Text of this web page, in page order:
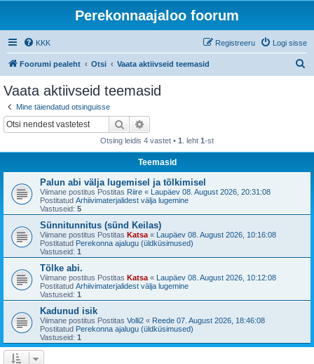
Perekonnaajaloo foorum
KKK Logi sisse
Registreeru
Foorumi pealeht Otsi Vaata aktiivseid teemasid
Vaata aktiivseid teemasid
Mine täiendatud otsinguisse
Otsi
Otsing leidis 4 vastet • 1 . leht 1-st
Teemasid
Palun abi välja lugemisel ja tõlkimisel
Viimane postitus Postitas Riire « Laupäev 08. August 2026, 20:31:08
Postitatud Arhiivimaterjalidest välja lugemine
Vastuseid: 5
Sünnitunnitus (sünd Keilas)
Viimane postitus Postitas Katsa « Laupäev 08. August 2026, 10:16:08
Postitatud Perekonna ajalugu (üldküsimused)
Vastuseid: 1
Tõlke abi.
Viimane postitus Postitas Katsa « Laupäev 08. August 2026, 10:12:08
Postitatud Arhiivimaterjalidest välja lugemine
Vastuseid: 1
Kadunud isik
Viimane postitus Postitas Volli2 « Reede 07. August 2026, 18:46:08
Postitatud Perekonna ajalugu (üldküsimused)
Vastuseid: 1